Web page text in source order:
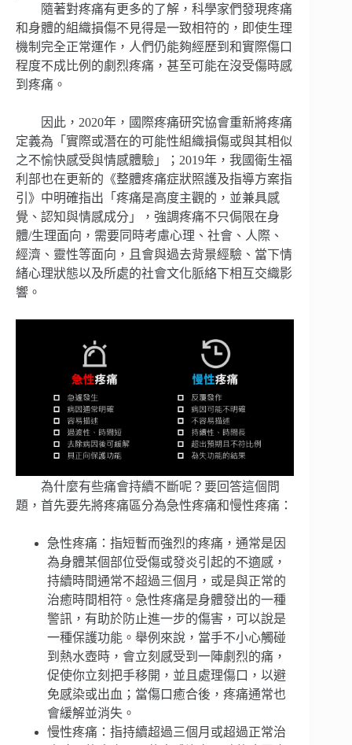
隨著對疼痛有更多的了解，科學家們發現疼痛
和身體的組織損傷不見得是一致相符的，即使生理
機制完全正常運作，人們仍能夠經歷到和實際傷口
程度不成比例的劇烈疼痛，甚至可能在沒受傷時感
到疼痛。
因此，2020年，國際疼痛研究協會重新將疼痛
定義為「實際或潛在的可能性組織損傷或與其相似
之不愉快感受與情感體驗」；2019年，我國衛生福
利部也在更新的《整體疼痛症狀照護及指導方案指
引》中明確指出「疼痛是高度主觀的，並兼具感
覺、認知與情感成分」，強調疼痛不只侷限在身
體/生理面向，需要同時考慮心理、社會、人際、
經濟、靈性等面向，且會與過去背景經驗、當下情
緒心理狀態以及所處的社會文化脈絡下相互交織影
響。
為什麼有些痛會持續不斷呢？要回答這個問
題，首先要先將疼痛區分為急性疼痛和慢性疼痛：
急性疼痛：指短暫而強烈的疼痛，通常是因
為身體某個部位受傷或發炎引起的不適感，
持續時間通常不超過三個月，或是與正常的
治癒時間相符。急性疼痛是身體發出的一種
警訊，有助於防止進一步的傷害，可以說是
一種保護功能。舉例來說，當手不小心觸碰
到熱水壺時，會立刻感受到一陣劇烈的痛，
促使你立刻把手移開，並且處理傷口，以避
免感染或出血；當傷口癒合後，疼痛通常也
會緩解並消失。
慢性疼痛：指持續超過三個月或超過正常治